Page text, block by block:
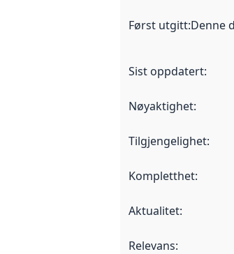
Først utgitt:Denne
Sist oppdatert:
Nøyaktighet:
Tilgjengelighet:
Kompletthet:
Aktualitet:
Relevans: